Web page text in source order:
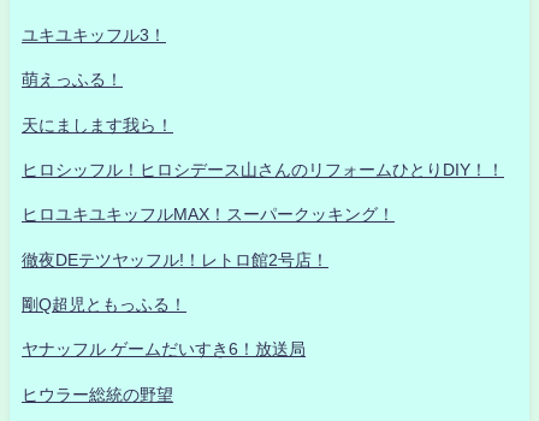
ユキユキッフル3！
萌えっふる！
天にまします我ら！
ヒロシッフル！ヒロシデース山さんのリフォームひとりDIY！！
ヒロユキユキッフルMAX！スーパークッキング！
徹夜DEテツヤッフル!！レトロ館2号店！
剛Q超児ともっふる！
ヤナッフル ゲームだいすき6！放送局
ヒウラー総統の野望